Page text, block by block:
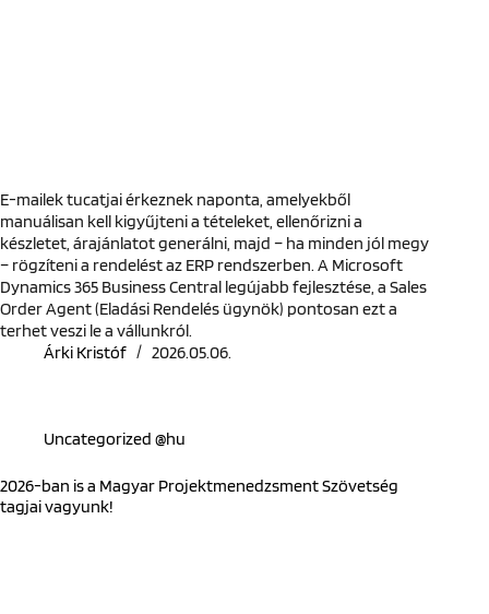
E-mailek tucatjai érkeznek naponta, amelyekből
manuálisan kell kigyűjteni a tételeket, ellenőrizni a
készletet, árajánlatot generálni, majd – ha minden jól megy
– rögzíteni a rendelést az ERP rendszerben. A Microsoft
Dynamics 365 Business Central legújabb fejlesztése, a Sales
Order Agent (Eladási Rendelés ügynök) pontosan ezt a
terhet veszi le a vállunkról.
Árki Kristóf
2026.05.06.
Uncategorized @hu
2026-ban is a Magyar Projektmenedzsment Szövetség
tagjai vagyunk!